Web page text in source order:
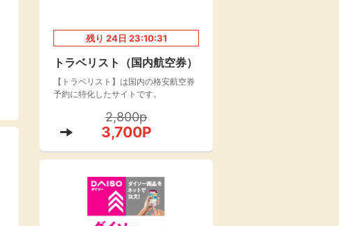
楽天toto【無料利
用登録】
140P
楽天レシピ
100P
レシ活
キャンペーン
情報
残り 24日 23:10:30
トラベリスト（国内航空券）
【トラベリスト】は国内の格安航空券
予約に特化したサイトです。
2,800p
3,700P